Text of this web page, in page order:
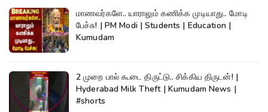
மாணவர்களே.. யாராலும் கணிக்க முடியாது.. மோடி
பேச்சு! | PM Modi | Students | Education |
Kumudam
2 முறை பால் கூடை திருட்டு.. சிக்கிய திருடன்! |
Hyderabad Milk Theft | Kumudam News |
#shorts